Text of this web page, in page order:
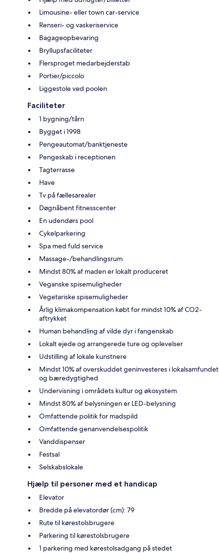
Limousine- eller town car-service
Renseri- og vaskeriservice
Bagageopbevaring
Bryllupsfaciliteter
Flersproget medarbejderstab
Portier/piccolo
Liggestole ved poolen
Faciliteter
1 bygning/tårn
Bygget i 1998
Pengeautomat/banktjeneste
Pengeskab i receptionen
Tagterrasse
Have
Tv på fællesarealer
Døgnåbent fitnesscenter
En udendørs pool
Cykelparkering
Spa med fuld service
Massage-/behandlingsrum
Mindst 80% af maden er lokalt produceret
Veganske spisemuligheder
Vegetariske spisemuligheder
Årlig klimakompensation købt for mindst 10% af CO2-
aftrykket
Human behandling af vilde dyr i fangenskab
Lokalt ejede og arrangerede ture og oplevelser
Udstilling af lokale kunstnere
Mindst 10% af overskuddet geninvesteres i lokalsamfundet
og bæredygtighed
Undervisning i områdets kultur og økosystem
Mindst 80% af belysningen er LED-belysning
Omfattende politik for madspild
Omfattende genanvendelsespolitik
Vanddispenser
Festsal
Selskabslokale
Hjælp til personer med et handicap
Elevator
Bredde på elevatordør (cm): 79
Rute til kørestolsbrugere
Parkering til kørestolsbrugere
1 parkering med kørestolsadgang på stedet